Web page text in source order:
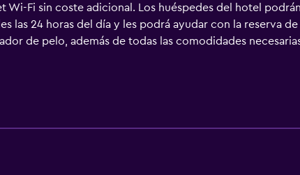
Wi-Fi sin coste adicional. Los huéspedes del hotel
las 24 horas del día y les podrá ayudar con la reserva
de pelo, además de todas las comodidades
en Hotel Posada del Centro que, además, se
Oaxaca, como la Catedral de Nuestra Señora de la